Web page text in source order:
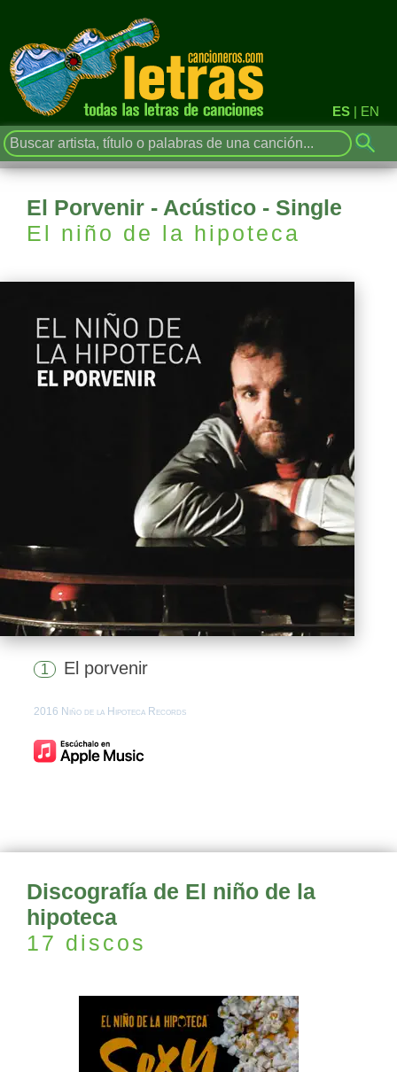
ES | EN
El Porvenir - Acústico - Single
El niño de la hipoteca
1 El porvenir
2016 Niño de la Hipoteca Records
Discografía de El niño de la
hipoteca
17 discos